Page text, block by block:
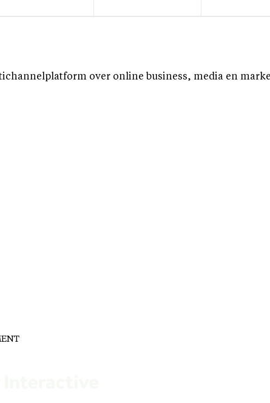
over online business, media en